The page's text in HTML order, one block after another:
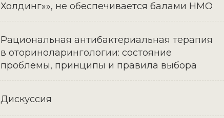
Холдинг»», не обеспечивается балами НМО
Рациональная антибактериальная терапия
в оториноларингологии: состояние
проблемы, принципы и правила выбора
Дискуссия